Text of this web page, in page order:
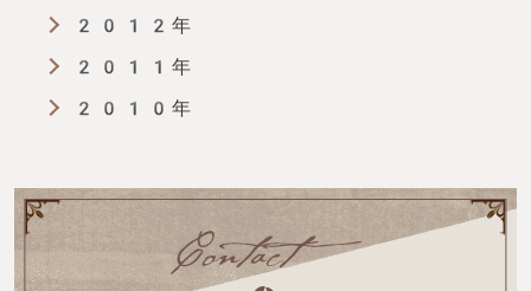
2012年
2011年
2010年